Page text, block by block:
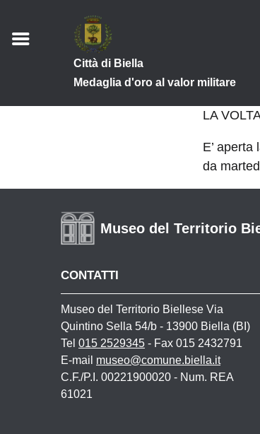
Città di Biella
Medaglia d'oro al valor militare
LA
E’
da
Museo del Territorio
CONTATTI
Museo del Territorio Biellese Via
Quintino Sella 54/b - 13900 Biella (BI)
Tel 015 2529345 - Fax 015 2432791
E-mail museo@comune.biella.it
C.F./P.I. 00221900020 - Num. REA
61021